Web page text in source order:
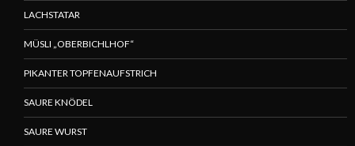
LACHSTATAR
MÜSLI „OBERBICHLHOF“
PIKANTER TOPFENAUFSTRICH
SAURE KNÖDEL
SAURE WURST